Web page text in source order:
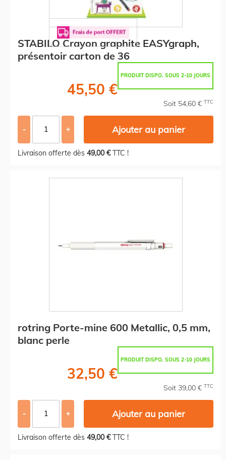
STABILO Crayon graphite EASYgraph,
présentoir carton de 36
PRODUIT DISPO. SOUS 2-10 JOURS
45,50 €
Soit 54,60 € TTC
- + Ajouter au panier
Livraison offerte dès 49,00 €TTC !
rotring Porte-mine 600 Metallic, 0,5 mm,
blanc perle
PRODUIT DISPO. SOUS 2-10 JOURS
32,50 €
Soit 39,00 € TTC
- + Ajouter au panier
Livraison offerte dès 49,00 €TTC !